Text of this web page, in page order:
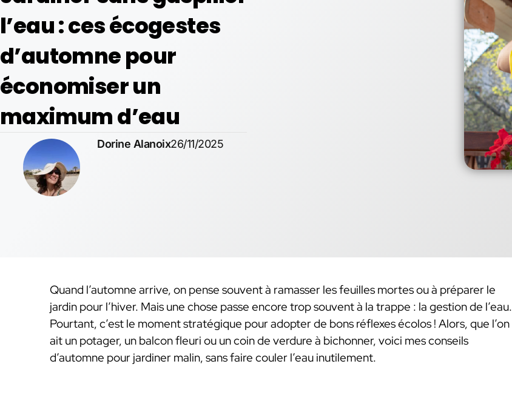
l’eau : ces écogestes
d’automne pour
économiser un
maximum d’eau
Dorine Alanoix26/11/2025
Quand l’automne arrive, on pense souvent à ramasser les feuilles mortes ou à préparer le
jardin pour l’hiver. Mais une chose passe encore trop souvent à la trappe : la gestion de l’eau.
Pourtant, c’est le moment stratégique pour adopter de bons réflexes écolos ! Alors, que l’on
ait un potager, un balcon fleuri ou un coin de verdure à bichonner, voici mes conseils
d’automne pour jardiner malin, sans faire couler l’eau inutilement.